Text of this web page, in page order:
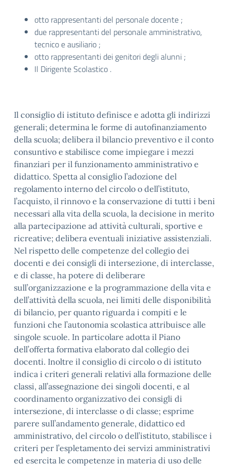
otto rappresentanti del personale docente ;
due rappresentanti del personale amministrativo,
tecnico e ausiliario ;
otto rappresentanti dei genitori degli alunni ;
Il Dirigente Scolastico .
Il consiglio di istituto definisce e adotta gli indirizzi
generali; determina le forme di autofinanziamento
della scuola; delibera il bilancio preventivo e il conto
consuntivo e stabilisce come impiegare i mezzi
finanziari per il funzionamento amministrativo e
didattico. Spetta al consiglio l’adozione del
regolamento interno del circolo o dell’istituto,
l’acquisto, il rinnovo e la conservazione di tutti i beni
necessari alla vita della scuola, la decisione in merito
alla partecipazione ad attività culturali, sportive e
ricreative; delibera eventuali iniziative assistenziali.
Nel rispetto delle competenze del collegio dei
docenti e dei consigli di intersezione, di interclasse,
e di classe, ha potere di deliberare
sull’organizzazione e la programmazione della vita e
dell’attività della scuola, nei limiti delle disponibilità
di bilancio, per quanto riguarda i compiti e le
funzioni che l’autonomia scolastica attribuisce alle
singole scuole. In particolare adotta il Piano
dell’offerta formativa elaborato dal collegio dei
docenti. Inoltre il consiglio di circolo o di istituto
indica i criteri generali relativi alla formazione delle
classi, all’assegnazione dei singoli docenti, e al
coordinamento organizzativo dei consigli di
intersezione, di interclasse o di classe; esprime
parere sull’andamento generale, didattico ed
amministrativo, del circolo o dell’istituto, stabilisce i
criteri per l’espletamento dei servizi amministrativi
ed esercita le competenze in materia di uso delle